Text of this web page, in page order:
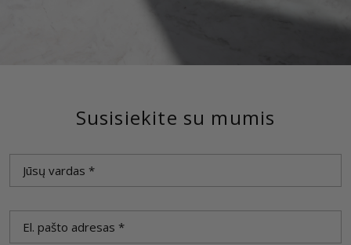
Susisiekite su mumis